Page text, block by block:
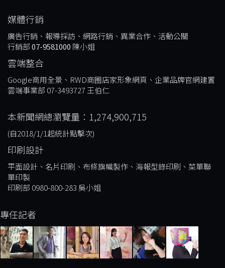
媒體行銷
廣告行銷、報導採訪、網路行銷、異業合作、活動公關
行銷部07-9581000 陳小姐
雲端整合
Google商用全景、RWD商圈店家形象網頁、企業品牌官網建置
雲端事業部 07-3493727 王伯仁
本新聞網總瀏覽量：1,274,900,715
(自2018/1/1起統計點擊次)
印刷設計
平面設計、名片印刷、布條旗幟製作、海報型錄印刷、菜單聯
單印製
印刷部 0980-800-283 吳小姐
專任記者